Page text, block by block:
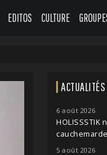
EDITOS CULTURE
ACTUALITÉS
6 août 2026
5 août 2026